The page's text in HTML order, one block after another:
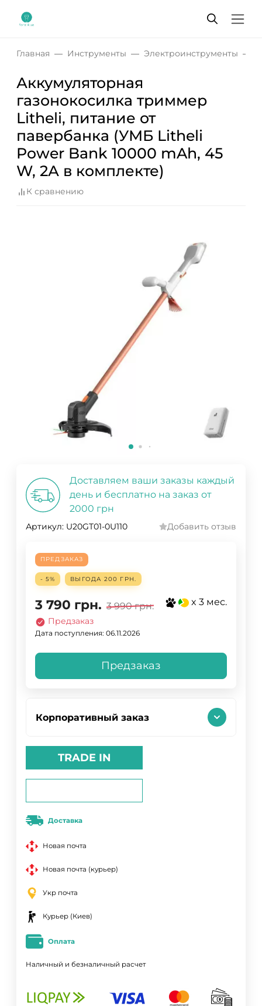
Главная Инструменты Электроинструменты
Аккумуляторная
газонокосилка триммер
Litheli, питание от
павербанка (УМБ Litheli
Power Bank 10000 mAh, 45
W, 2А в комплекте)
К сравнению
Доставляем ваши заказы каждый
день и бесплатно на заказ от
2000 грн
Артикул: U20GT01-0U110 Добавить отзыв
ПРЕДЗАКАЗ
- 5% ВЫГОДА 200 ГРН.
3 790 грн. 3 990 грн. x 3 мес.
Предзаказ
Дата поступления: 06.11.2026
Предзаказ
Корпоративный заказ
TRADE IN
Доставка
Новая почта
Новая почта (курьер)
Укр почта
Курьер (Киев)
Оплата
Наличный и безналичный расчет